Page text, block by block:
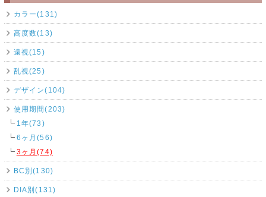
カラー(131)
高度数(13)
遠視(15)
乱視(25)
デザイン(104)
使用期間(203)
1年(73)
6ヶ月(56)
3ヶ月(74)
BC別(130)
DIA別(131)